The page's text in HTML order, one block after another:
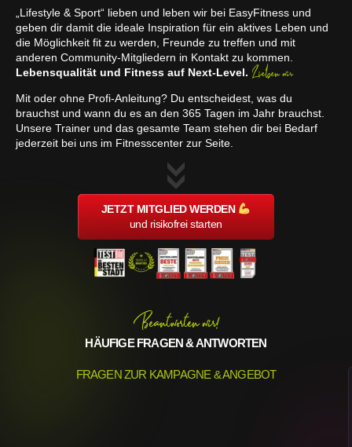
„Lifestyle & Sport“ lieben und leben wir bei EasyFitness und
geben dir damit die ideale Inspiration für ein aktives Leben und
die Möglichkeit fit zu werden, Freunde zu treffen und mit
anderen Community-Mitgliedern in Kontakt zu kommen.
Lebensqualität und Fitness auf Next-Level. Lieben wir
Mit oder ohne Profi-Anleitung? Du entscheidest, was du
brauchst und wann du es an den 365 Tagen im Jahr brauchst.
Unsere Trainer und das gesamte Team stehen dir bei Bedarf
jederzeit bei uns im Fitnesscenter zur Seite.
JETZT MITGLIED WERDEN
und risikofrei starten
Beantworten wir!
HÄUFIGE FRAGEN & ANTWORTEN
FRAGEN ZUR KAMPAGNE & ANGEBOT